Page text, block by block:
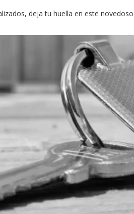
deja tu huella en este